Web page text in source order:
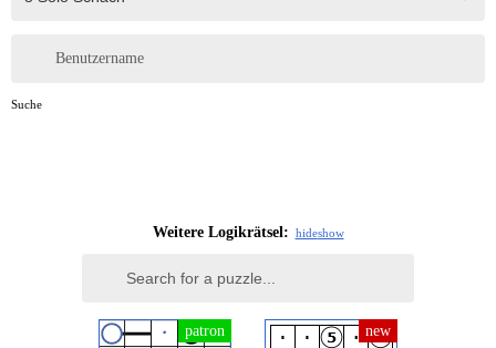
Benutzername
Suche
Weitere Logikrätsel: hideshow